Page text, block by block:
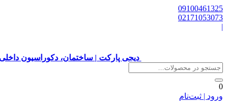
09100461325
02171053073
|
دیجی پارکت | ساختمان، دکوراسیون
0
ورود | ثبت‌نام